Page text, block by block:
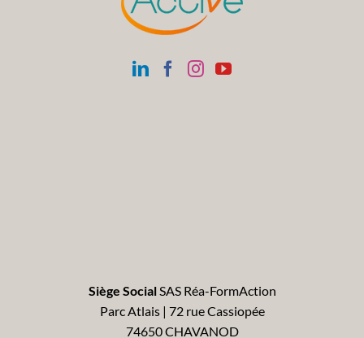
Siège SocialSAS Réa-FormAction
Parc Atlais | 72 rue Cassiopée
74650 CHAVANOD